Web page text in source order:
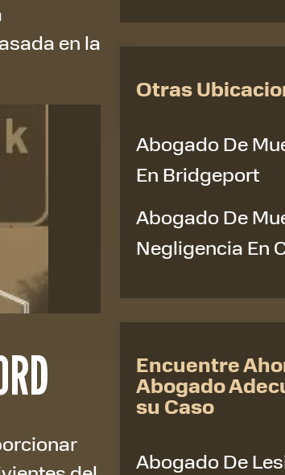
en la
Otras
Abogado De
En Bridgeport
Abogado De
Negligencia En
Encuentre
Abogado
su Caso
Abogado De